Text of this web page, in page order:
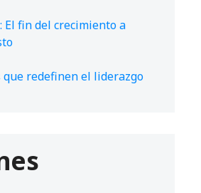
El fin del crecimiento a
que redefinen el liderazgo